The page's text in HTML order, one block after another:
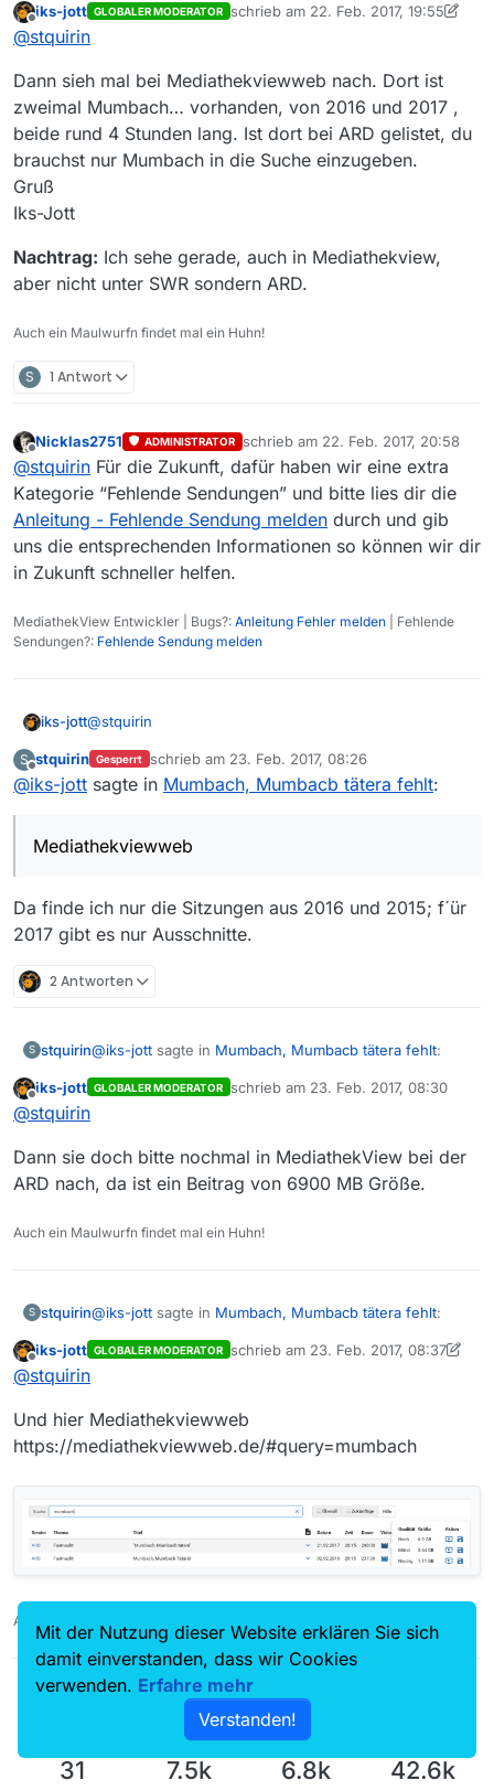
Offline
iks-jott GLOBALER MODERATOR schrieb am 22. Feb. 2017, 19:55
zuletzt editiert von iks-jott
@stquirin
Dann sieh mal bei Mediathekviewweb nach. Dort ist
zweimal Mumbach… vorhanden, von 2016 und 2017 ,
beide rund 4 Stunden lang. Ist dort bei ARD gelistet, du
brauchst nur Mumbach in die Suche einzugeben.
Gruß
Iks-Jott
Nachtrag: Ich sehe gerade, auch in Mediathekview,
aber nicht unter SWR sondern ARD.
Auch ein Maulwurfn findet mal ein Huhn!
S 1 Antwort
Offline
Nicklas2751 ADMINISTRATOR schrieb am 22. Feb. 2017, 20:58
zuletzt editiert von
@stquirin Für die Zukunft, dafür haben wir eine extra
Kategorie “Fehlende Sendungen” und bitte lies dir die
Anleitung - Fehlende Sendung melden durch und gib
uns die entsprechenden Informationen so können wir dir
in Zukunft schneller helfen.
MediathekView Entwickler | Bugs?: Anleitung Fehler melden | Fehlende
Sendungen?: Fehlende Sendung melden
iks-jott@stquirin
Dann sieh mal bei Mediathekviewweb nach. Dort ist
zweimal Mumbach… vorhanden, von 2016 und 2017 ,
Gruß
S
Offline
stquirin Gesperrt schrieb am 23. Feb. 2017, 08:26
zuletzt editiert von
@iks-jott sagte in Mumbach, Mumbacb tätera fehlt:
Mediathekviewweb
Da finde ich nur die Sitzungen aus 2016 und 2015; f´ür
2017 gibt es nur Ausschnitte.
2 Antworten
S stquirin@iks-jott sagte in Mumbach, Mumbacb tätera fehlt:
Da finde ich nur die Sitzungen aus 2016 und 2015; f´ür
2017 gibt es nur Ausschnitte.
Offline
iks-jott GLOBALER MODERATOR schrieb am 23. Feb. 2017, 08:30
zuletzt editiert von
@stquirin
Dann sie doch bitte nochmal in MediathekView bei der
ARD nach, da ist ein Beitrag von 6900 MB Größe.
Auch ein Maulwurfn findet mal ein Huhn!
S stquirin@iks-jott sagte in Mumbach, Mumbacb tätera fehlt:
Da finde ich nur die Sitzungen aus 2016 und 2015; f´ür
2017 gibt es nur Ausschnitte.
Offline
iks-jott GLOBALER MODERATOR schrieb am 23. Feb. 2017, 08:37
zuletzt editiert von iks-jott
@stquirin
Und hier Mediathekviewweb
https://mediathekviewweb.de/#query=mumbach
Auch ein Maulwurfn findet mal ein Huhn!
31 7.5k 6.8k 42.6k
Mit der Nutzung dieser Website erklären Sie sich
damit einverstanden, dass wir Cookies
verwenden. Erfahre mehr
Verstanden!